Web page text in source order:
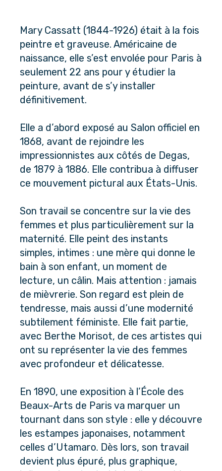
Mary Cassatt (1844-1926) était à la fois
peintre et graveuse. Américaine de
naissance, elle s’est envolée pour Paris à
seulement 22 ans pour y étudier la
peinture, avant de s’y installer
définitivement.
Elle a d’abord exposé au Salon officiel en
1868, avant de rejoindre les
impressionnistes aux côtés de Degas,
de 1879 à 1886. Elle contribua à diffuser
ce mouvement pictural aux États-Unis.
Son travail se concentre sur la vie des
femmes et plus particulièrement sur la
maternité. Elle peint des instants
simples, intimes : une mère qui donne le
bain à son enfant, un moment de
lecture, un câlin. Mais attention : jamais
de mièvrerie. Son regard est plein de
tendresse, mais aussi d’une modernité
subtilement féministe. Elle fait partie,
avec Berthe Morisot, de ces artistes qui
ont su représenter la vie des femmes
avec profondeur et délicatesse.
En 1890, une exposition à l’École des
Beaux-Arts de Paris va marquer un
tournant dans son style : elle y découvre
les estampes japonaises, notamment
celles d’Utamaro. Dès lors, son travail
devient plus épuré, plus graphique,